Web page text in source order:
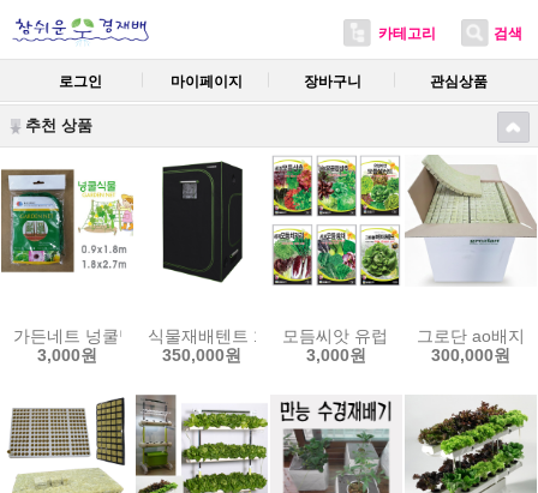
카테고리 검색
로그인 마이페이지 장바구니 관심상품
추천 상품
가든네트 넝쿨망 오이재배망 호박망 참외망 더덕망 넝쿨지지대
3,000원
식물재배텐트 120x120x200cm 캐나다 그로우텐트
350,000원
모듬씨앗 유럽 치커리 양상추 쌈
3,000원
그로단 ao배지
300,000원